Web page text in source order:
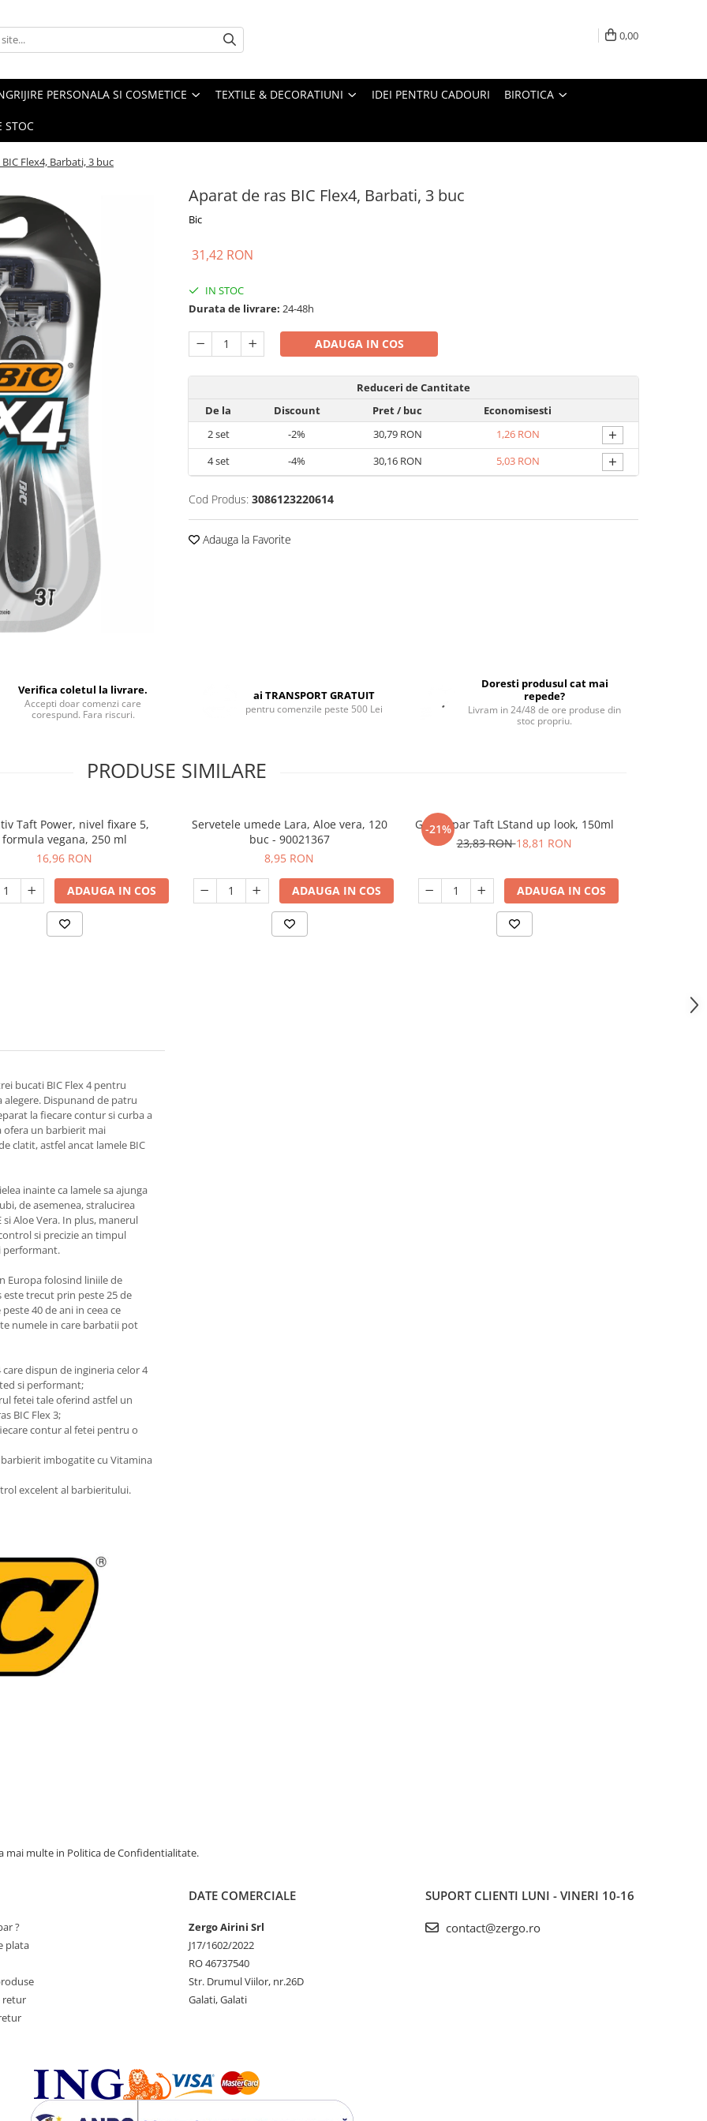
0,00
PERSONALA SI COSMETICE TEXTILE & DECORATIUNI IDEI PENTRU CADOURI BIROTICA
STOC
Flex4, Barbati, 3 buc
Aparat de ras BIC Flex4, Barbati, 3 buc
Bic
31,42 RON
IN STOC
Durata de livrare: 24-48h
ADAUGA IN COS
Reduceri de Cantitate
De la
Discount Pret/ buc
Economisesti
2set -2% 30,79 RON 1,26 RON +
4set -4% 30,16 RON 5,03 RON +
Cod Produs: 3086123220614
Adauga la Favorite
Verifica coletul la livrare.
Accepti doar comenzi care
corespund. Fara riscuri.
ai TRANSPORT GRATUIT
pentru comenzile peste 500 Lei
Doresti produsul cat mai
repede?
Livram in 24/48 de ore produse din
stoc propriu.
PRODUSE SIMILARE
Taft Power, nivel fixare 5,
formula vegana, 250 ml
16,96 RON
ADAUGA IN COS
Servetele umede Lara, Aloe vera, 120
buc - 90021367
8,95 RON
ADAUGA IN COS
-21%
Gel de par Taft LStand up look, 150ml
23,83 RON18,81 RON
ADAUGA IN COS
bucati BIC Flex 4 pentru
Dispunand de patru
la fiecare contur si curba a
ofera un barbierit mai
clatit, astfel ancat lamele BIC
inainte ca lamele sa ajunga
de asemenea, stralucirea
Aloe Vera. In plus, manerul
si precizie an timpul
performant.
Europa folosind liniile de
este trecut prin peste 25 de
40 de ani in ceea ce
numele in care barbatii pot
dispun de ingineria celor 4
si performant;
fetei tale oferind astfel un
BIC Flex 3;
contur al fetei pentru o
barbierit imbogatite cu Vitamina
excelent al barbieritului.
mai multe in Politica de Confidentialitate.
?
plata
retur
DATE COMERCIALE
Zergo Airini Srl
J17/1602/2022
RO 46737540
Str. Drumul Viilor, nr.26D
Galati, Galati
SUPORT CLIENTI LUNI - VINERI 10-16
contact@zergo.ro